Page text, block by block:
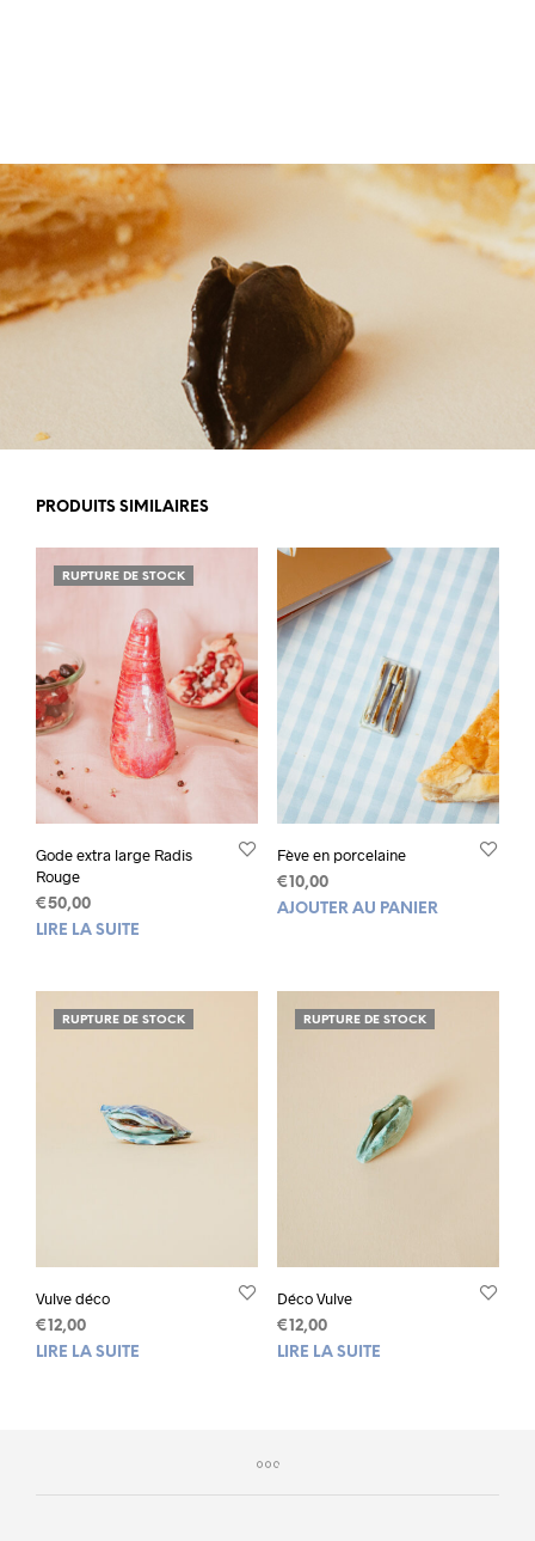
PRODUITS SIMILAIRES
RUPTURE DE STOCK
Gode extra large Radis
Rouge
€50,00
LIRE LA SUITE
Fève en porcelaine
€10,00
AJOUTER AU PANIER
RUPTURE DE STOCK
Vulve déco
€ 12,00
LIRE LA SUITE
RUPTURE DE STOCK
Déco Vulve
€ 12,00
LIRE LA SUITE